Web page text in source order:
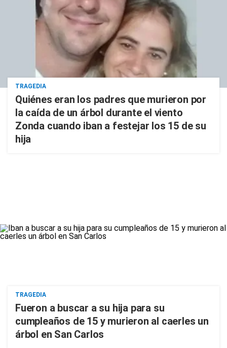
TRAGEDIA
Quiénes eran los padres que murieron por
la caída de un árbol durante el viento
Zonda cuando iban a festejar los 15 de su
hija
TRAGEDIA
Fueron a buscar a su hija para su
cumpleaños de 15 y murieron al caerles un
árbol en San Carlos